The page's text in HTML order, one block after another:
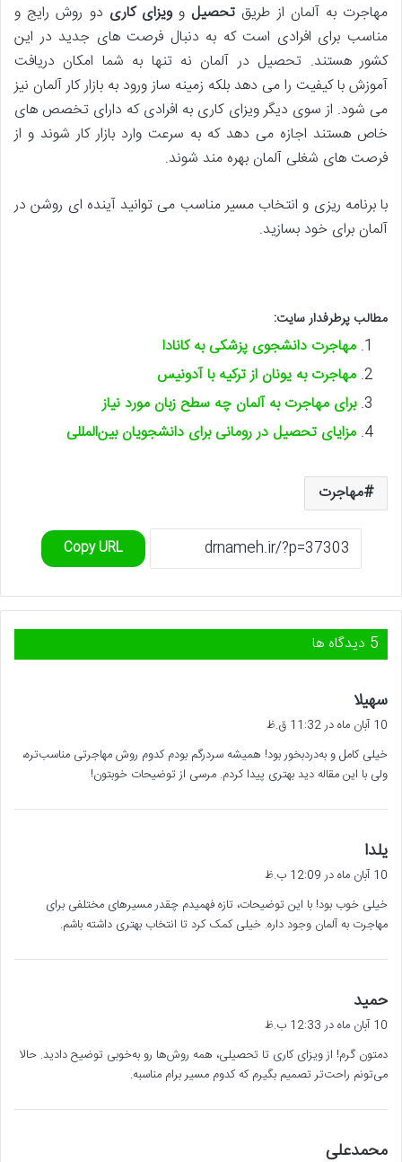
مهاجرت به آلمان از طریق تحصیل وویزای کاری دو روش رایج و
مناسب برای افرادی است که به دنبال فرصت های جدید در این
کشور هستند. تحصیل در آلمان نه تنها به شما امکان دریافت
آموزش با کیفیت را می دهد بلکه زمینه ساز ورود به بازار کار آلمان نیز
می شود. از سوی دیگر ویزای کاری به افرادی که دارای تخصص های
خاص هستند اجازه می دهد که به سرعت وارد بازار کار شوند و از
فرصت های شغلی آلمان بهره مند شوند.
با برنامه ریزی و انتخاب مسیر مناسب می توانید آینده ای روشن در
آلمان برای خود بسازید.
مطالب پرطرفدار سایت:
مهاجرت دانشجوی پزشکی به کانادا
مهاجرت به یونان از ترکیه با آدونیس
برای مهاجرت به آلمان چه سطح زبان مورد نیاز
مزایای تحصیل در رومانی برای دانشجویان بین‌المللی
مهاجرت
Copy URL
‫5 دیدگاه ها
سهیلا
:
10 آبان ماه در 11:32 ق.ظ
خیلی کامل و به‌دردبخور بود! همیشه سردرگم بودم کدوم روش مهاجرتی مناسب‌تره،
ولی با این مقاله دید بهتری پیدا کردم. مرسی از توضیحات خوبتون!
یلدا
ف
ت
:
10 آبان ماه در 12:09 ب.ظ
خیلی خوب بود! با این توضیحات، تازه فهمیدم چقدر مسیرهای مختلفی برای
مهاجرت به آلمان وجود داره. خیلی کمک کرد تا انتخاب بهتری داشته باشم.
حمید
:
10 آبان ماه در 12:33 ب.ظ
دمتون گرم! از ویزای کاری تا تحصیلی، همه روش‌ها رو به‌خوبی توضیح دادید. حالا
می‌تونم راحت‌تر تصمیم بگیرم که کدوم مسیر برام مناسبه.
محمدعلی